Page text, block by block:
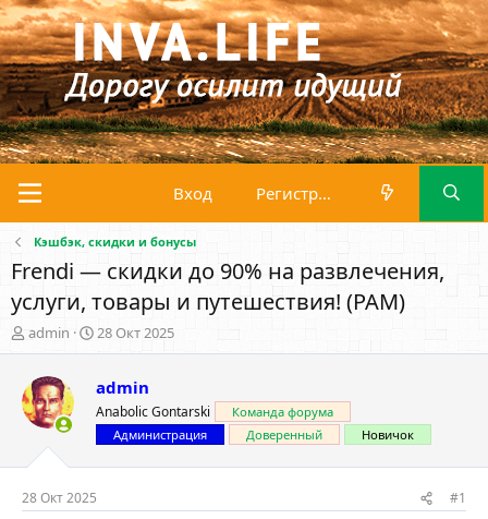
Вход Регистрация
Кэшбэк, скидки и бонусы
Frendi — скидки до 90% на развлечения,
услуги, товары и путешествия! (PAM)
А
в
о
р
т
м
ы
admin
Д
а
а
н
а
ч
а
а
28 Окт 2025
admin
Anabolic Gontarski
Команда форума
Администрация
Доверенный Новичок
28 Окт 2025 #1